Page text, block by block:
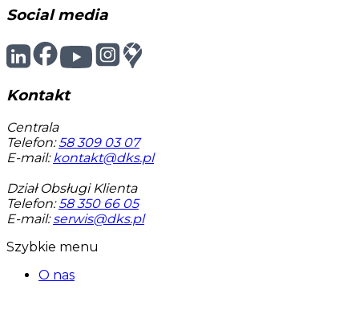
Social media
Kontakt
Centrala
Telefon: 58 309 03 07
E-mail: kontakt@dks.pl
Dział Obsługi Klienta
Telefon: 58 350 66 05
E-mail: serwis@dks.pl
Szybkie menu
O nas